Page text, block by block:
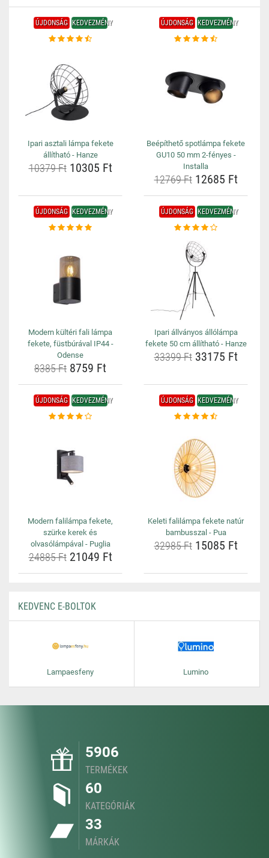
ÚJDONSÁG KEDVEZMÉNY
Ipari asztali lámpa fekete
állítható - Hanze
10379 Ft10305 Ft
ÚJDONSÁG KEDVEZMÉNY
Beépíthető spotlámpa fekete
GU10 50 mm 2-fényes -
Installa
12769 Ft12685 Ft
ÚJDONSÁG KEDVEZMÉNY
Modern kültéri fali lámpa
fekete, füstbúrával IP44 -
Odense
8385 Ft 8759 Ft
ÚJDONSÁG KEDVEZMÉNY
Ipari állványos állólámpa
fekete 50 cm állítható - Hanze
33399 Ft33175 Ft
ÚJDONSÁG KEDVEZMÉNY
Modern falilámpa fekete,
szürke kerek és
olvasólámpával - Puglia
24885 Ft21049 Ft
ÚJDONSÁG KEDVEZMÉNY
Keleti falilámpa fekete natúr
bambusszal - Pua
32985 Ft15085 Ft
KEDVENC E-BOLTOK
Lampaesfeny Lumino
5906
TERMÉKEK
60
KATEGÓRIÁK
33
MÁRKÁK